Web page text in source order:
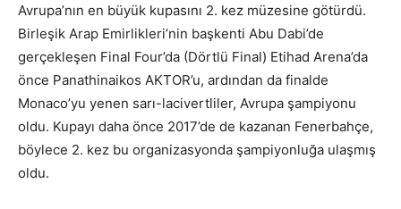
Avrupa’nın en büyük kupasını 2. kez müzesine götürdü.
Birleşik Arap Emirlikleri’nin başkenti Abu Dabi’de
gerçekleşen Final Four’da (Dörtlü Final) Etihad Arena’da
önce Panathinaikos AKTOR’u, ardından da finalde
Monaco’yu yenen sarı-lacivertliler, Avrupa şampiyonu
oldu. Kupayı daha önce 2017’de de kazanan Fenerbahçe,
böylece 2. kez bu organizasyonda şampiyonluğa ulaşmış
oldu.